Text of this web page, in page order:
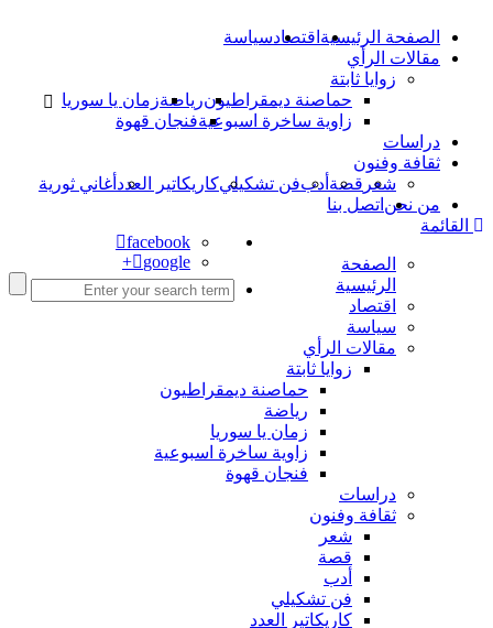
الصفحة الرئيسية اقتصادسياسة
مقالات الرأي
زوايا ثابتة
حماصنة ديمقراطيونرياضةزمان يا سوريا
زاوية ساخرة اسبوعيةفنجان قهوة
دراسات
ثقافة وفنون
شعر قصة أدبفن تشكيليكاريكاتير العدد أغاني ثورية
من نحن اتصل بنا
facebook
google+
القائمة
الصفحة
الرئيسية
اقتصاد
سياسة
مقالات الرأي
زوايا ثابتة
حماصنة ديمقراطيون
رياضة
زمان يا سوريا
زاوية ساخرة اسبوعية
فنجان قهوة
دراسات
ثقافة وفنون
شعر
قصة
أدب
فن تشكيلي
كاريكاتير العدد